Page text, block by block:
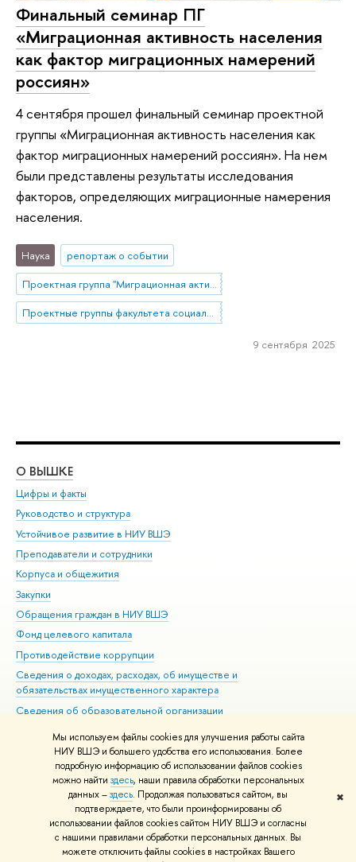
Мы используем файлы cookies для улучшения работы сайта
НИУ ВШЭ и большего удобства его использования. Более
подробную информацию об использовании файлов cookies
можно найти здесь, наши правила обработки персональных
данных –здесь. Продолжая пользоваться сайтом, вы
подтверждаете, что были проинформированы об
использовании файлов cookies сайтом НИУ ВШЭ и согласны
с нашими правилами обработки персональных данных. Вы
можете отключить файлы cookies в настройках Вашего
✖
Финальный семинар ПГ
«Миграционная активность населения
как фактор миграционных намерений
россиян»
4 сентября прошел финальный семинар проектной
группы «Миграционная активность населения как
фактор миграционных намерений россиян». На нем
были представлены результаты исследования
факторов, определяющих миграционные намерения
населения.
Наука
репортаж о событии
Проектная группа "Миграционная активность населения как фактор миграционных намерений россиян"
Проектные группы факультета социальных наук
9 сентября 2025
О ВЫШКЕ
Цифры и факты
Руководство и структура
Устойчивое развитие в НИУ ВШЭ
Преподаватели и сотрудники
Корпуса и общежития
Закупки
Обращения граждан в НИУ ВШЭ
Фонд целевого капитала
Противодействие коррупции
Сведения о доходах, расходах, об имуществе и
обязательствах имущественного характера
Сведения об образовательной организации
Людям с ограниченными возможностями здоровья
Единая платежная страница
Работа в Вышке
© НИУ ВШЭ 1993–2026 Адреса и контакты Условия использования
материалов Политика конфиденциальности Карта сайта
Шрифты HSE Sans и HSE Slab разработаны вШколе дизайна НИУ ВШЭ